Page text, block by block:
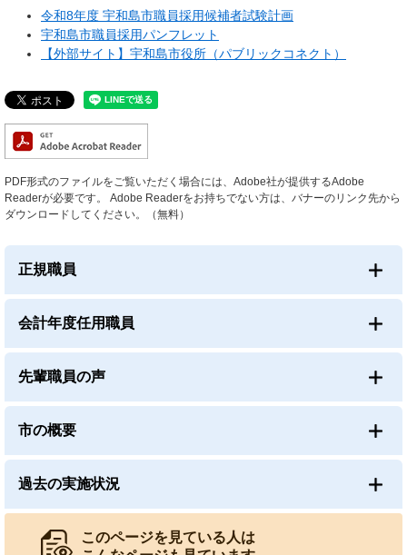
令和8年度 宇和島市職員採用候補者試験計画
宇和島市職員採用パンフレット
【外部サイト】宇和島市役所（パブリックコネクト）
PDF形式のファイルをご覧いただく場合には、Adobe社が提供するAdobe
Readerが必要です。
Adobe Readerをお持ちでない方は、バナーのリンク先から
ダウンロードしてください。（無料）
正規職員
会計年度任用職員
先輩職員の声
市の概要
過去の実施状況
このページを見ている人は